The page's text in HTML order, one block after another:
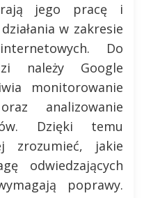
jego pracę i
w zakresie
Do
należy Google
monitorowanie
analizowanie
Dzięki temu
zrozumieć, jakie
odwiedzających
poprawy.